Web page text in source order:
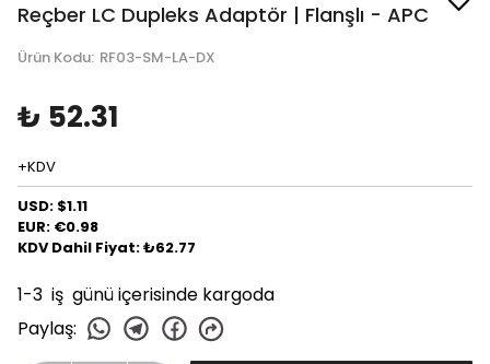
Reçber LC Dupleks Adaptör | Flanşlı - APC
Ürün Kodu: RF03-SM-LA-DX
₺ 52.31
+KDV
USD: $1.11
EUR: €0.98
KDV Dahil Fiyat: ₺62.77
1-3 iş günü içerisinde kargoda
Paylaş: